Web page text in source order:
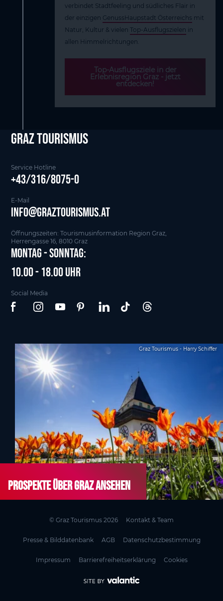
verbindet Stadtfeeling und südliches Flair in
der einzigen GenussHaupstadt Österreichs mit
Natur, Kultur & vielen Top-Ausflugszielen in
allen Himmelrichtungen.
Top-Ausflugsziele in der
Erlebnisregion Graz - jetzt
entdecken!
Graz tourismus
Service Hotline
+43/316/8075-0
E-Mail
info@graztourismus.at
Öffnungszeiten: Tourismusinformation Region Graz,
Herrengasse 16, 8010 Graz
Montag - Sonntag:
10.00 - 18.00 Uhr
Social Media
Graz Tourismus - Harry Schiffer
Prospekte über Graz ansehen
© Graz Tourismus 2026 Kontakt & Team
Presse & Bilddatenbank AGB Datenschutzbestimmung
Impressum Barrierefreiheitserklärung Cookies